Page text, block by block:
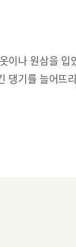
이나 원삼을 입
댕기를 늘어뜨